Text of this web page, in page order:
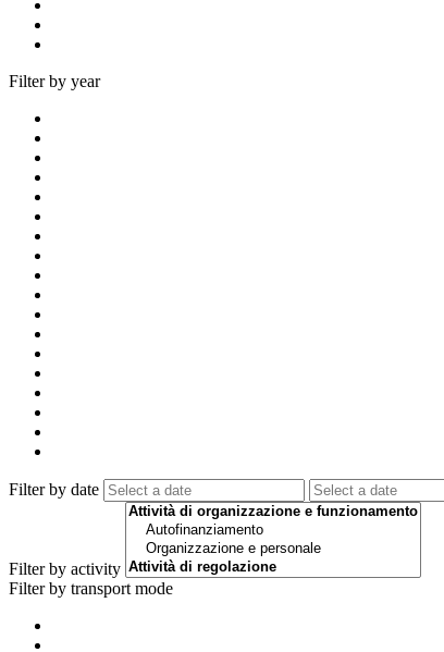
Filter by year
Filter by date
Filter by activity
Filter by transport mode